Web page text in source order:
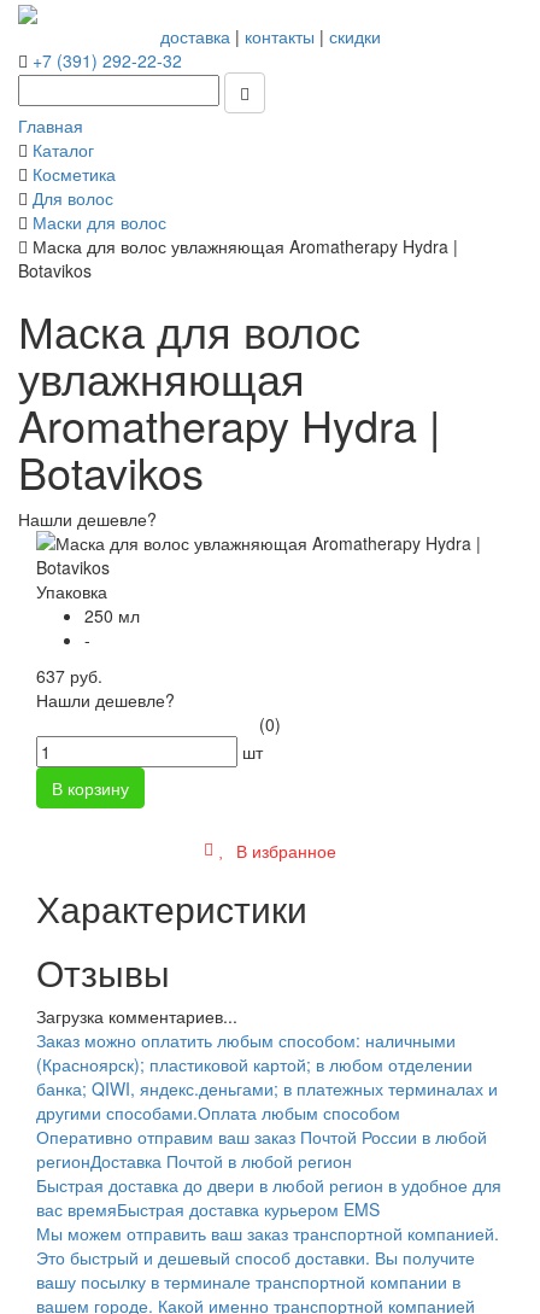
доставка| контакты | скидки
+7 (391) 292-22-32
Главная
Каталог
Косметика
Для волос
Маски для волос
Маска для волос увлажняющая Aromatherapy Hydra |
Botavikos
Маска для волос
увлажняющая
Aromatherapy Hydra |
Botavikos
Нашли дешевле?
Упаковка
250 мл
-
637 руб.
Нашли дешевле?
(0)
шт
В корзину
В избранное
Характеристики
Отзывы
Загрузка комментариев...
Заказ можно оплатить любым способом: наличными
(Красноярск); пластиковой картой; в любом отделении
банка; QIWI, яндекс.деньгами; в платежных терминалах и
другими способами.Оплата любым способом
Оперативно отправим ваш заказ Почтой России в любой
регионДоставка Почтой в любой регион
Быстрая доставка до двери в любой регион в удобное для
вас времяБыстрая доставка курьером EMS
Мы можем отправить ваш заказ транспортной компанией.
Это быстрый и дешевый способ доставки. Вы получите
вашу посылку в терминале транспортной компании в
вашем городе. Какой именно транспортной компанией